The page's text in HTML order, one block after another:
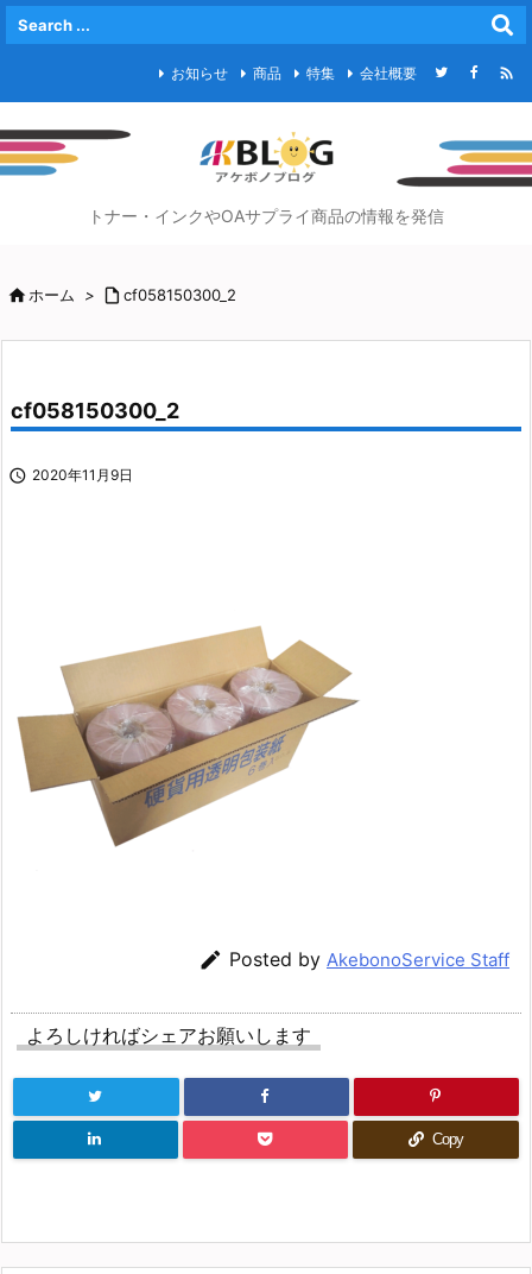
お知らせ 商品 特集 会社概要 
トナー・インクやOAサプライ商品の情報を発信
ホーム >  cf058150300_2
cf058150300_2
 2020年11月9日
 Posted by AkebonoService Staff
よろしければシェアお願いします
Copy